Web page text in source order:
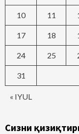
« IYUL
10 11
17 18
24 25
31
Сизни